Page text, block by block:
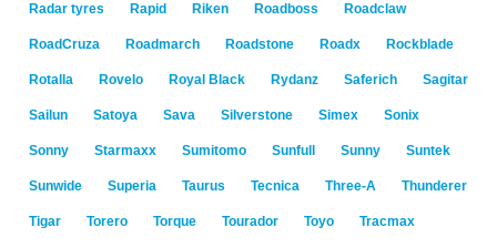
Radar tyres Rapid Riken Roadboss Roadclaw
RoadCruza Roadmarch Roadstone Roadx Rockblade
Rotalla Rovelo Royal Black Rydanz Saferich Sagitar
Sailun Satoya Sava Silverstone Simex Sonix
Sonny Starmaxx Sumitomo Sunfull Sunny Suntek
Sunwide Superia Taurus Tecnica Three-A Thunderer
Tigar Torero Torque Tourador Toyo Tracmax